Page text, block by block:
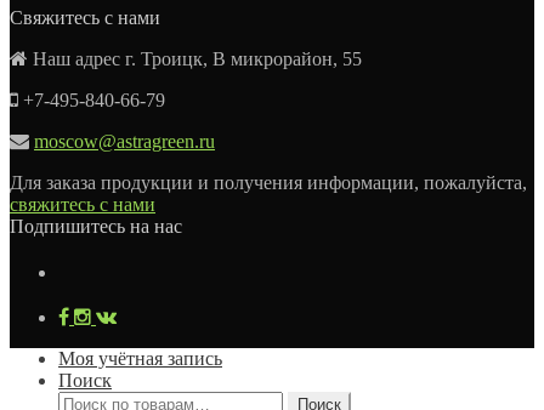
Свяжитесь с нами
Наш адрес г. Троицк, В микрорайон, 55
+7-495-840-66-79
moscow@astragreen.ru
Для заказа продукции и получения информации, пожалуйста,
свяжитесь с нами
Подпишитесь на нас
Моя учётная запись
Поиск
Искать:
Поиск